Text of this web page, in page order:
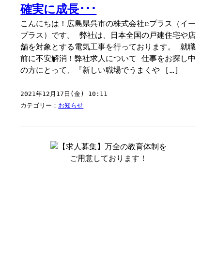
確実に成長･･･
こんにちは！広島県呉市の株式会社eプラス（イー
プラス）です。 弊社は、日本全国の戸建住宅や店
舗を対象とする電気工事を行っております。 就職
前に不安解消！弊社求人について 仕事をお探し中
の方にとって、『新しい職場でうまくや […]
2021年12月17日(金) 10:11
カテゴリー： お知らせ